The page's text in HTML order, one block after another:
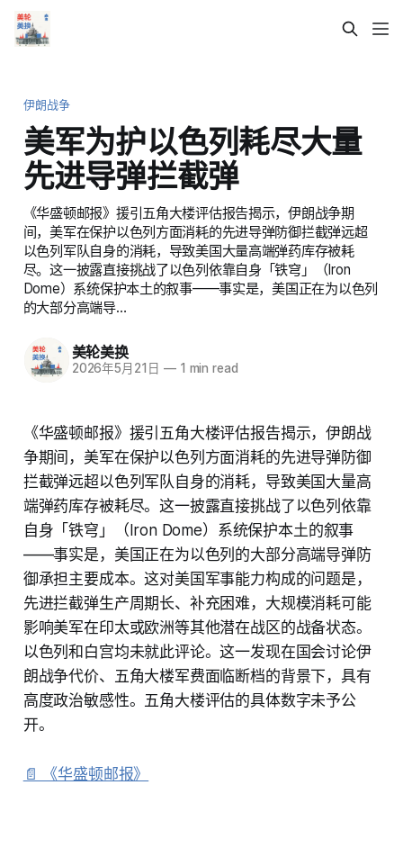
伊朗战争
美军为护以色列耗尽大量
先进导弹拦截弹
《华盛顿邮报》援引五角大楼评估报告揭示，伊朗战争期
间，美军在保护以色列方面消耗的先进导弹防御拦截弹远超
以色列军队自身的消耗，导致美国大量高端弹药库存被耗
尽。这一披露直接挑战了以色列依靠自身「铁穹」（Iron
Dome）系统保护本土的叙事——事实是，美国正在为以色列
的大部分高端导…
美轮美换
2026年5月21日 —1 min read
《华盛顿邮报》援引五角大楼评估报告揭示，伊朗战
争期间，美军在保护以色列方面消耗的先进导弹防御
拦截弹远超以色列军队自身的消耗，导致美国大量高
端弹药库存被耗尽。这一披露直接挑战了以色列依靠
自身「铁穹」（Iron Dome）系统保护本土的叙事
——事实是，美国正在为以色列的大部分高端导弹防
御承担主要成本。这对美国军事能力构成的问题是，
先进拦截弹生产周期长、补充困难，大规模消耗可能
影响美军在印太或欧洲等其他潜在战区的战备状态。
以色列和白宫均未就此评论。这一发现在国会讨论伊
朗战争代价、五角大楼军费面临断档的背景下，具有
高度政治敏感性。五角大楼评估的具体数字未予公
开。
📄 《华盛顿邮报》